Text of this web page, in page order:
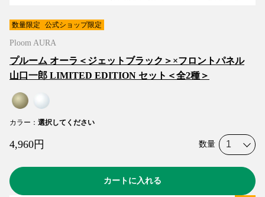
数量限定 公式ショップ限定
Ploom AURA
プルーム オーラ＜ジェットブラック＞×フロントパネル
山口一郎 LIMITED EDITION セット＜全2種＞
カラー ： 選択してください
4,960円 数量
カートに入れる